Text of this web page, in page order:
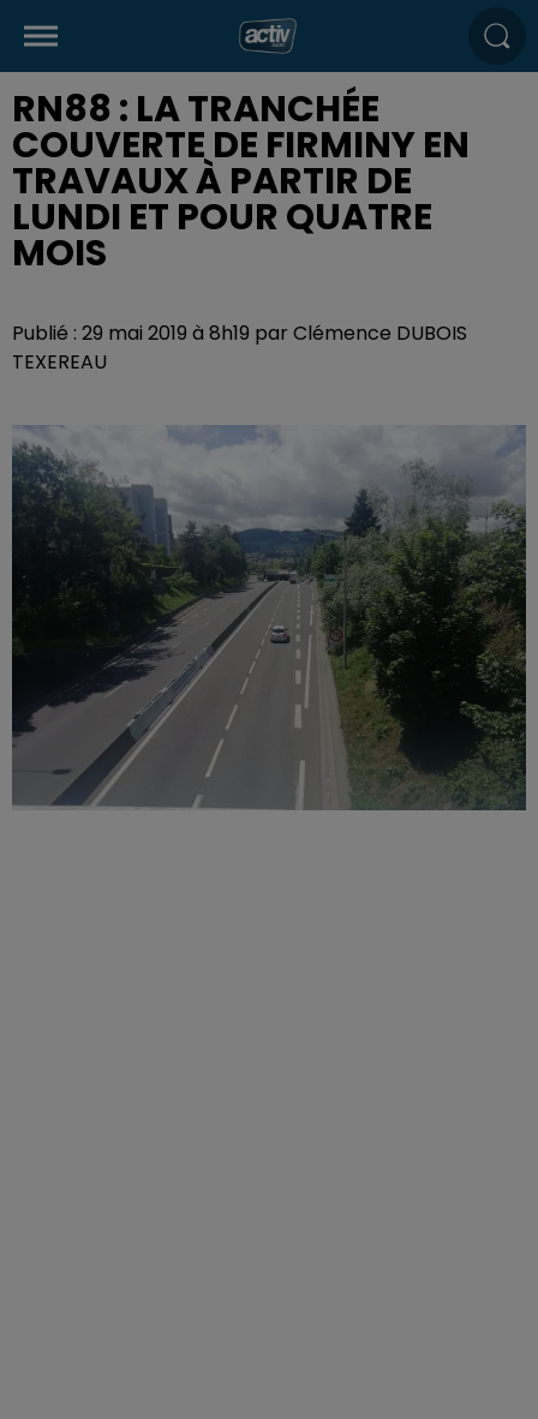
RN88 : LA TRANCHÉE
COUVERTE DE FIRMINY EN
TRAVAUX À PARTIR DE
LUNDI ET POUR QUATRE
MOIS
Publié : 29 mai 2019 à 8h19 par Clémence DUBOIS
TEXEREAU